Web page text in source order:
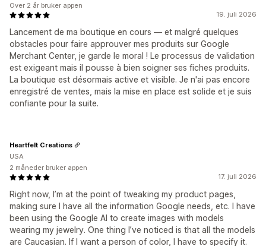
19. juli 2026
Lancement de ma boutique en cours — et malgré quelques
obstacles pour faire approuver mes produits sur Google
Merchant Center, je garde le moral ! Le processus de validation
est exigeant mais il pousse à bien soigner ses fiches produits.
La boutique est désormais active et visible. Je n'ai pas encore
enregistré de ventes, mais la mise en place est solide et je suis
confiante pour la suite.
Over 2 år bruker appen
17. juli 2026
Right now, I’m at the point of tweaking my product pages,
making sure I have all the information Google needs, etc. I have
been using the Google AI to create images with models
wearing my jewelry. One thing I’ve noticed is that all the models
are Caucasian. If I want a person of color, I have to specify it.
Heartfelt Creations
USA
2 måneder bruker appen